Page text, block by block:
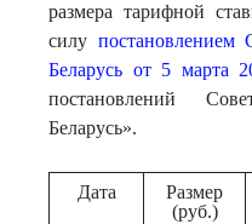
размера тарифной
силу постановлением
Беларусь от 5 марта
постановлений
Беларусь».
Дата
Размер
(руб.)